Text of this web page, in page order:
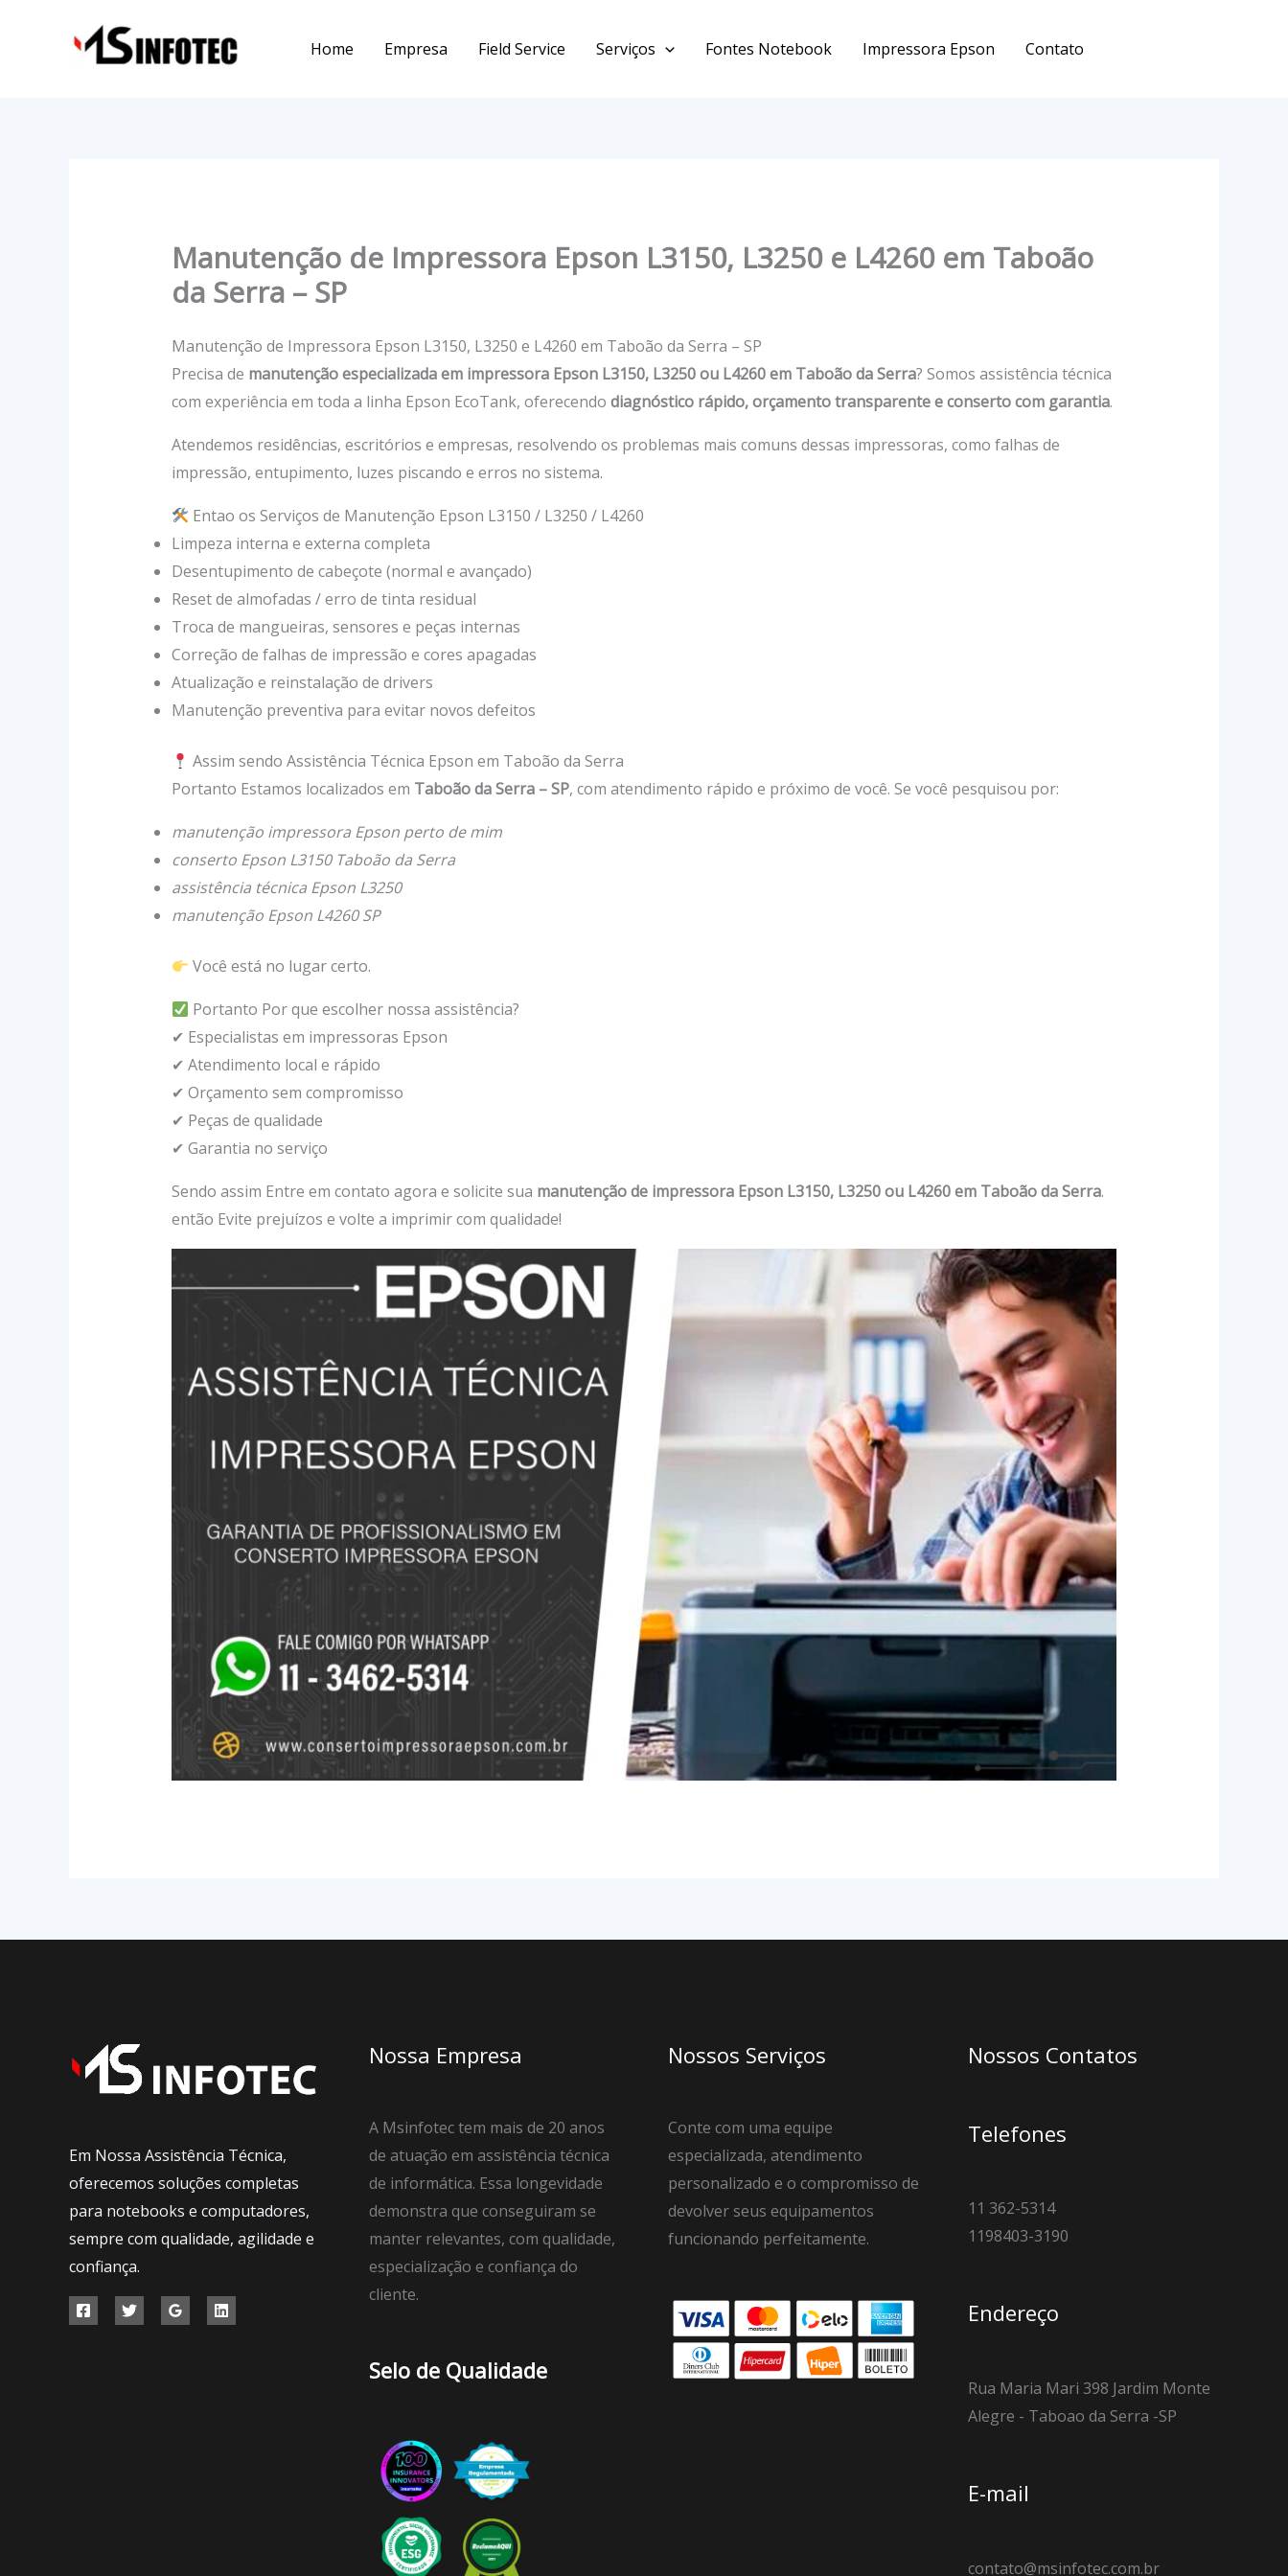
Home Empresa Field Service Serviços Fontes Notebook Impressora Epson Contato
Manutenção de Impressora Epson L3150, L3250 e L4260 em Taboão
da Serra – SP
Manutenção de Impressora Epson L3150, L3250 e L4260 em Taboão da Serra – SP
Precisa de manutenção especializada em impressora Epson L3150, L3250 ou L4260 em Taboão da Serra? Somos assistência técnica
com experiência em toda a linha Epson EcoTank, oferecendo diagnóstico rápido, orçamento transparente e conserto com garantia.
Atendemos residências, escritórios e empresas, resolvendo os problemas mais comuns dessas impressoras, como falhas de
impressão, entupimento, luzes piscando e erros no sistema.
Entao os Serviços de Manutenção Epson L3150 / L3250 / L4260
Limpeza interna e externa completa
Desentupimento de cabeçote (normal e avançado)
Reset de almofadas / erro de tinta residual
Troca de mangueiras, sensores e peças internas
Correção de falhas de impressão e cores apagadas
Atualização e reinstalação de drivers
Manutenção preventiva para evitar novos defeitos
Assim sendo Assistência Técnica Epson em Taboão da Serra
Portanto Estamos localizados em Taboão da Serra – SP, com atendimento rápido e próximo de você. Se você pesquisou por:
manutenção impressora Epson perto de mim
conserto Epson L3150 Taboão da Serra
assistência técnica Epson L3250
manutenção Epson L4260 SP
Você está no lugar certo.
Portanto Por que escolher nossa assistência?
✔ Especialistas em impressoras Epson
✔ Atendimento local e rápido
✔ Orçamento sem compromisso
✔ Peças de qualidade
✔ Garantia no serviço
Sendo assim Entre em contato agora e solicite sua manutenção de impressora Epson L3150, L3250 ou L4260 em Taboão da Serra.
então Evite prejuízos e volte a imprimir com qualidade!
Em Nossa Assistência Técnica,
oferecemos soluções completas
para notebooks e computadores,
sempre com qualidade, agilidade e
confiança.
Nossa Empresa
A Msinfotec tem mais de 20 anos
de atuação em assistência técnica
de informática. Essa longevidade
demonstra que conseguiram se
manter relevantes, com qualidade,
especialização e confiança do
cliente.
Selo de Qualidade
Nossos Serviços
Conte com uma equipe
especializada, atendimento
personalizado e o compromisso de
devolver seus equipamentos
funcionando perfeitamente.
Nossos Contatos
Telefones
11 362-5314
1198403-3190
Endereço
Rua Maria Mari 398 Jardim Monte
Alegre - Taboao da Serra -SP
E-mail
contato@msinfotec.com.br